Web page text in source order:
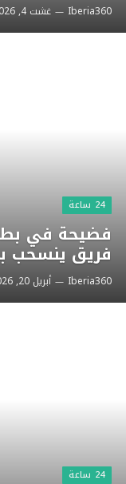
Iberia360 غشت 4, 2026
24 ساعة
فضيحة في
فريق ينسحب
Iberia360 أبريل 20, 2026
24 ساعة